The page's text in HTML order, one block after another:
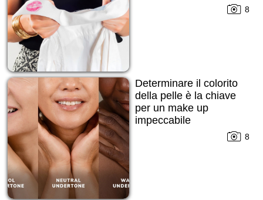
8
Determinare il colorito
della pelle è la chiave
per un make up
impeccabile
8